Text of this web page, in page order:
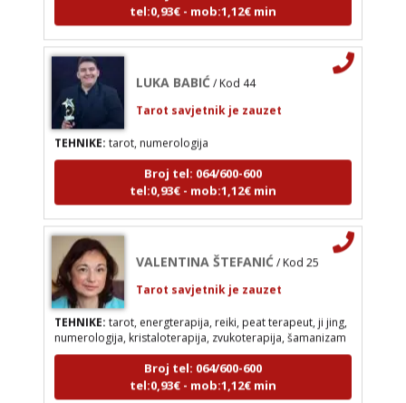
Broj tel: 064/600-600
tel:0,93€ - mob:1,12€ min
Tarot savjetnik je zauzet
tarot, energterapija, reiki, peat terapeut,
ji jing, numerologija, kristaloterapija, zvukoterapija,
šamanizam
tel:0,93€ - mob:1,12€ min
VESNA/ Kod 05
Tarot savjetnik je slobodan
TEHNIKE:tarot, numerologija
Broj tel: 064/600-600
tel:0,93€ - mob:1,12€ min
TEHNIKE:tarot, energterapija, reiki, peat terapeut, ji jing,
numerologija, kristaloterapija, zvukoterapija, šamanizam
Broj tel: 064/600-600
tel:0,93€ - mob:1,12€ min